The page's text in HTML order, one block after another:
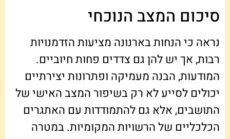
סיכום המצב הנוכחי
נראה כי הנחות בארנונה מציעות הזדמנויות
רבות, אך יש להן גם צדדים פחות חיוביים.
המודעות, הבנה מעמיקה ופתרונות יצירתיים
יכולים לסייע לא רק בשיפור המצב האישי של
התושבים, אלא גם להתמודדות עם האתגרים
הכלכליים של הרשויות המקומיות. במטרה